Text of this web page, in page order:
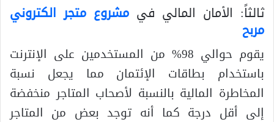
ثالثاً: الأمان المالي فيمشروع متجر الكتروني
مربح
يقوم حوالي 98% من المستخدمين على الإنترنت
باستخدام بطاقات الإئتمان مما يجعل نسبة
المخاطرة المالية بالنسبة لأصحاب المتاجر منخفضة
إلى أقل درجة كما أنه توجد بعض من المتاجر